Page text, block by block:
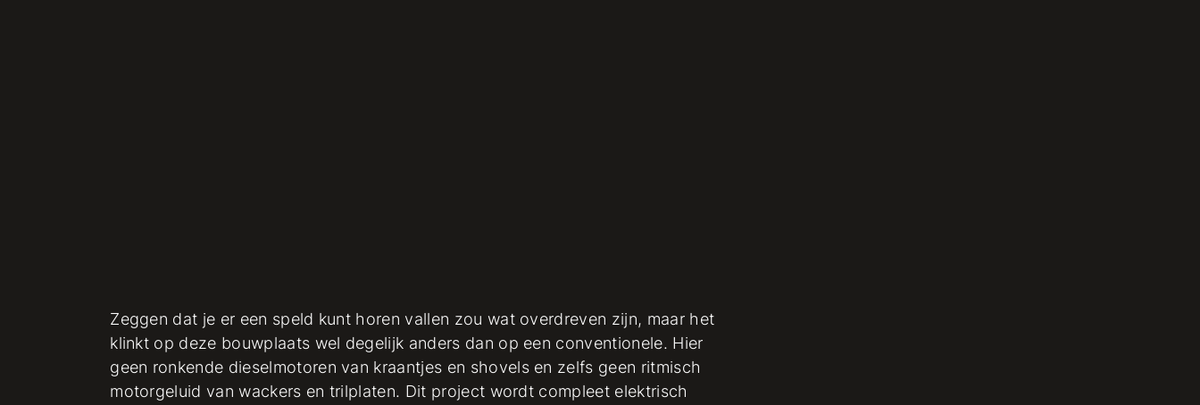
Zeggen dat je er een speld kunt horen vallen zou wat overdreven zijn, maar het
klinkt op deze bouwplaats wel degelijk anders dan op een conventionele. Hier
geen ronkende dieselmotoren van kraantjes en shovels en zelfs geen ritmisch
motorgeluid van wackers en trilplaten. Dit project wordt compleet elektrisch